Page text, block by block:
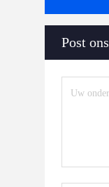
Post ons